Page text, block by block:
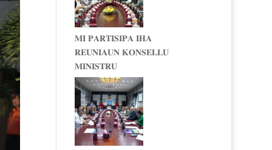
𝐌𝐈 𝐏𝐀𝐑𝐓𝐈𝐒𝐈𝐏𝐀 𝐈𝐇𝐀
𝐑𝐄𝐔𝐍𝐈𝐀𝐔𝐍 𝐊𝐎𝐍𝐒𝐄𝐋𝐋𝐔
𝐌𝐈𝐍𝐈𝐒𝐓𝐑𝐔